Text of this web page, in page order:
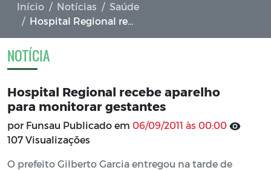
Início Notícias
Saúde
Hospital Regional recebe aparelho para monitorar gestantes
NOTÍCIA
Hospital Regional recebe aparelho
para monitorar gestantes
por Funsau Publicado em
06/09/2011 às 00:00
107 Visualizações
O prefeito Gilberto Garcia entregou na tarde de